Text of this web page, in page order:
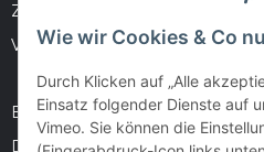
Zahlungsmöglichkeiten
Versandinformationen
Barrierefreiheitserklärung
Datenschutz
Wie wir Cookies & Co
Durch Klicken auf „Alle
Einsatz folgender Dienste auf
Vimeo. Sie können die